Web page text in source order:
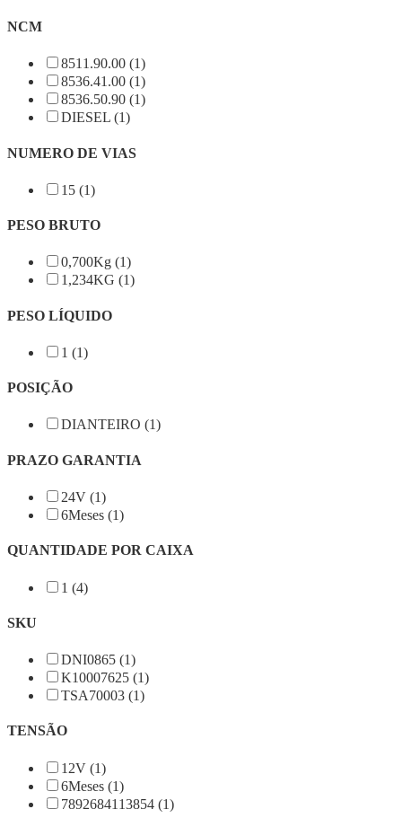
NCM
8511.90.00 (1)
8536.41.00 (1)
8536.50.90 (1)
DIESEL (1)
NUMERO DE VIAS
15 (1)
PESO BRUTO
0,700Kg (1)
1,234KG (1)
PESO LÍQUIDO
1 (1)
POSIÇÃO
DIANTEIRO (1)
PRAZO GARANTIA
24V (1)
6Meses (1)
QUANTIDADE POR CAIXA
1 (4)
SKU
DNI0865 (1)
K10007625 (1)
TSA70003 (1)
TENSÃO
12V (1)
6Meses (1)
7892684113854 (1)